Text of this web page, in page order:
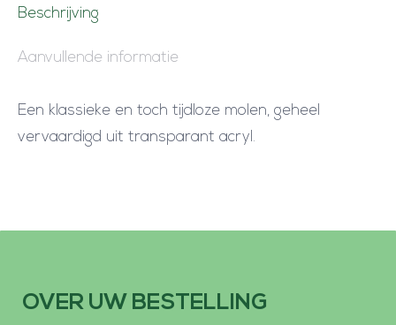
t
o
e
n
a
Beschrijving
Aanvullende informatie
Een klassieke en toch tijdloze molen, geheel
vervaardigd uit transparant acryl.
OVER UW BESTELLING